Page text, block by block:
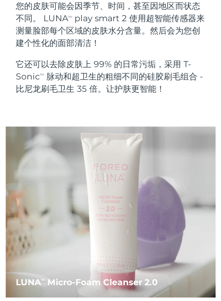
您的皮肤可能会因季节、时间，甚至因地区而状态
不同。 LUNATM
play smart 2 使用超智能传感器来
测量脸部每个区域的皮肤水分含量。然后会为您创
建个性化的面部清洁！
它还可以去除皮肤上 99% 的日常污垢，采用 T-
SonicTM
脉动和超卫生的粗细不同的硅胶刷毛组合 -
比尼龙刷毛卫生 35 倍。让护肤更智能！
LUNATM Micro-Foam Cleanser 2.0
面部清洁
LUNA™ 4 套装
Anti-aging massage
LUNA™ 4 Plus
LUNA™ 4 Men
For men, anti-aging massage
LUNA™ 4 mini
For young skin, T-zone
LUNA™ 4 go
LUNA™ 护肤
Premium cleansers & balm
紧致提拉
BEAR™ 2 套装
Microcurrent toning
BEAR™ 2 go
BEAR™ 2 eyes & lips
Microcurrent line smoothing device
面部提拉护理
Premium anti-aging skincare
BEAR™ 设备
补水保湿
UFO™ 3 套装
UFO™ 3 LED
Near-infrared and red light therapy
UFO™ 3 mini
Red light therapy device for young skin
Portable red light therapy
面膜
口腔护理
issa™ 4
issa™ 4 plus
Smart hybrid silicone sonic toothbrush
issa™ 4 smile
Hybrid silicone sonic toothbrush
For ages 0-3
issa™ Teeth Whitening Set
抗老
FAQ™ 101
Clinical anti-aging
FAQ™ 102
FAQ™ 103
Luxurious clinical anti-aging set
LED治疗
NEW
FAQ™ 201
FAQ™ 202
FAQ™ 211
Anti-aging neck & décolleté LED mask
生发
LED hair strengthening scalp massager
FAQ™ Scalp Serum
肌肤年轻化
Full-Spectrum Red Light Therapy
FAQ™ 502
保健品
NEW
比利时 预计送达日期8/9/26
百慕大
波斯尼亚和黑塞哥维那 预计送达日期 8/12/26
文莱 预计送达日期
加拿大 预计送达日期
智利
中国 预计送达日期
哥伦比亚 8/13/26
克罗地亚 预计送达日期8/9/26
塞浦路斯 预计送达日期
捷克 预计送达日期8/9/26
丹麦 预计送达日期8/9/26